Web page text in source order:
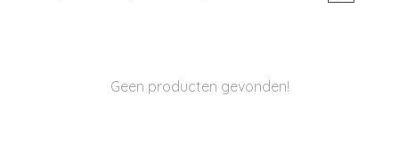
Geen producten gevonden!